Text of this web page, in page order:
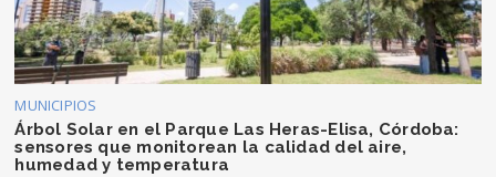
MUNICIPIOS
Árbol Solar en el Parque Las Heras-Elisa, Córdoba:
sensores que monitorean la calidad del aire,
humedad y temperatura